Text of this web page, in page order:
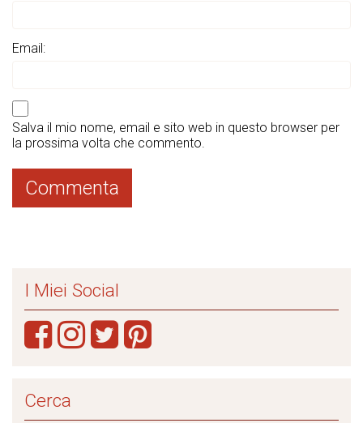
Email:
Salva il mio nome, email e sito web in questo browser per
la prossima volta che commento.
I Miei Social
Cerca